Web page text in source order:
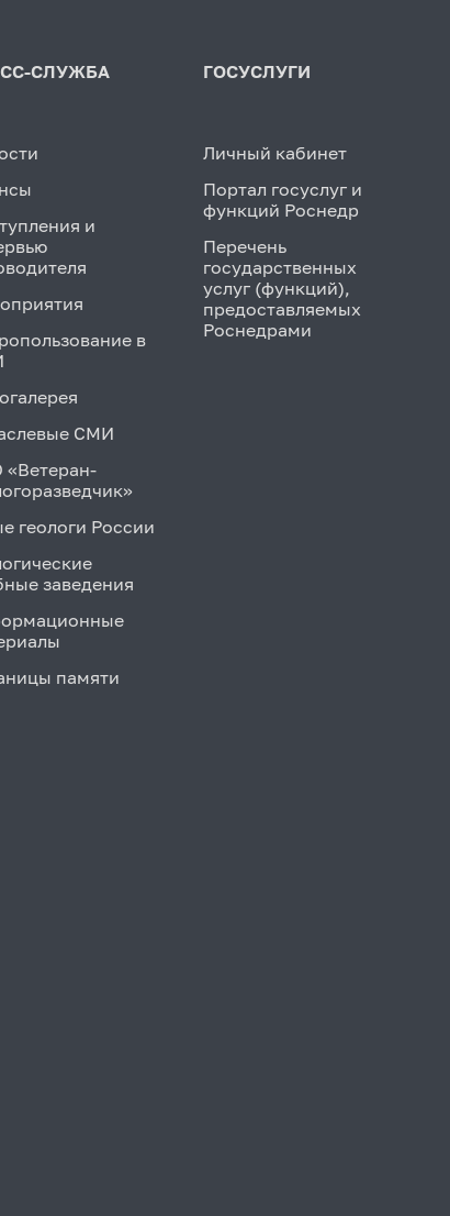
СЛУЖБА
и
в
СМИ
геологи России
заведения
памяти
ГОСУСЛУГИ
Личный кабинет
Портал госуслуг и
функций Роснедр
Перечень
государственных
услуг (функций),
предоставляемых
Роснедрами